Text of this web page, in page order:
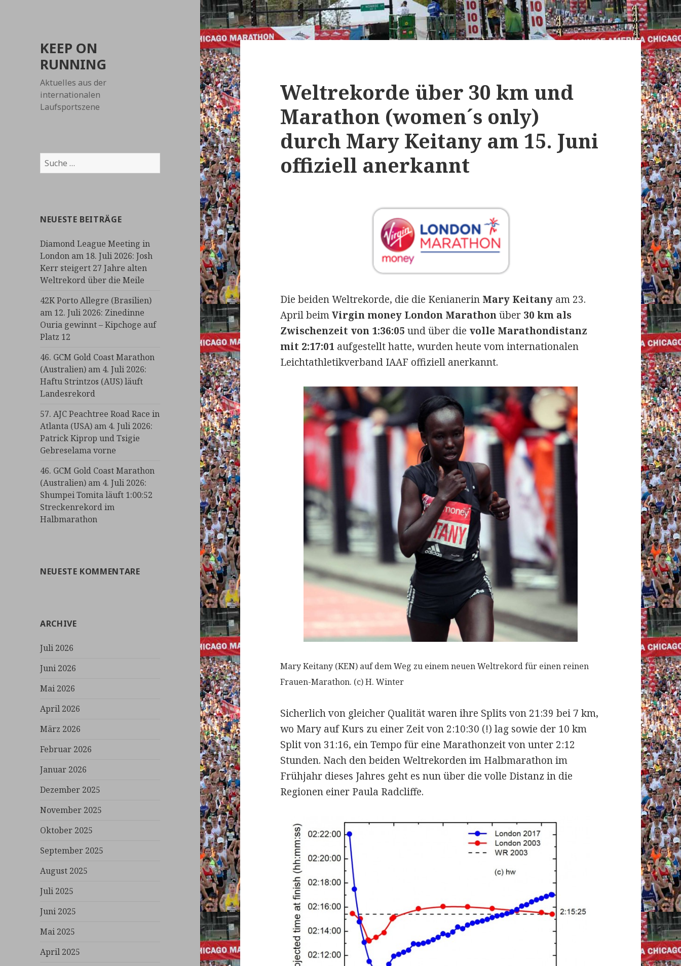
KEEP ON
RUNNING
Aktuelles aus der
internationalen
Laufsportszene
Suche
nach:
NEUESTE BEITRÄGE
Diamond League Meeting in
London am 18. Juli 2026: Josh
Kerr steigert 27 Jahre alten
Weltrekord über die Meile
42K Porto Allegre (Brasilien)
am 12. Juli 2026: Zinedinne
Ouria gewinnt – Kipchoge auf
Platz 12
46. GCM Gold Coast Marathon
(Australien) am 4. Juli 2026:
Haftu Strintzos (AUS) läuft
Landesrekord
57. AJC Peachtree Road Race in
Atlanta (USA) am 4. Juli 2026:
Patrick Kiprop und Tsigie
Gebreselama vorne
46. GCM Gold Coast Marathon
(Australien) am 4. Juli 2026:
Shumpei Tomita läuft 1:00:52
Streckenrekord im
Halbmarathon
NEUESTE KOMMENTARE
ARCHIVE
Juli 2026
Juni 2026
Mai 2026
April 2026
März 2026
Februar 2026
Januar 2026
Dezember 2025
November 2025
Oktober 2025
September 2025
August 2025
Juli 2025
Juni 2025
Mai 2025
April 2025
Weltrekorde über 30 km und
Marathon (women´s only)
durch Mary Keitany am 15. Juni
offiziell anerkannt
Die beiden Weltrekorde, die die Kenianerin Mary Keitany am 23.
April beimVirgin money London Marathonüber 30 km als
Zwischenzeit von 1:36:05 und über die volle Marathondistanz
mit 2:17:01 aufgestellt hatte, wurden heute vom internationalen
Leichtathletikverband IAAF offiziell anerkannt.
Mary Keitany (KEN) auf dem Weg zu einem neuen Weltrekord für einen reinen
Frauen-Marathon. (c) H. Winter
Sicherlich von gleicher Qualität waren ihre Splits von 21:39 bei 7 km,
wo Mary auf Kurs zu einer Zeit von 2:10:30 (!) lag sowie der 10 km
Split von 31:16, ein Tempo für eine Marathonzeit von unter 2:12
Stunden. Nach den beiden Weltrekorden im Halbmarathon im
Frühjahr dieses Jahres geht es nun über die volle Distanz in die
Regionen einer Paula Radcliffe.